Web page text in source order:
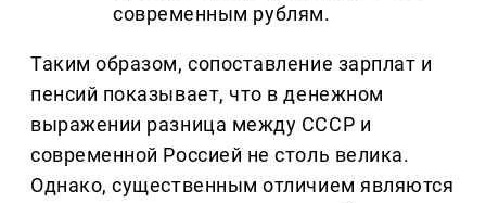
современным рублям.
Таким образом, сопоставление зарплат и
пенсий показывает, что в денежном
выражении разница между СССР и
современной Россией не столь велика.
Однако, существенным отличием являются